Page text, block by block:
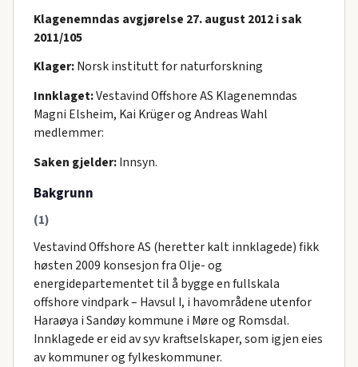
Klagenemndas avgjørelse 27. august 2012 i sak
2011/105
Klager:Norsk institutt for naturforskning
Innklaget:Vestavind Offshore AS Klagenemndas
Magni Elsheim, Kai Krüger og Andreas Wahl
medlemmer:
Saken gjelder:Innsyn.
Bakgrunn
(1)
Vestavind Offshore AS (heretter kalt innklagede) fikk
høsten 2009 konsesjon fra Olje- og
energidepartementet til å bygge en fullskala
offshore vindpark – Havsul I, i havområdene utenfor
Haraøya i Sandøy kommune i Møre og Romsdal.
Innklagede er eid av syv kraftselskaper, som igjen eies
av kommuner og fylkeskommuner.